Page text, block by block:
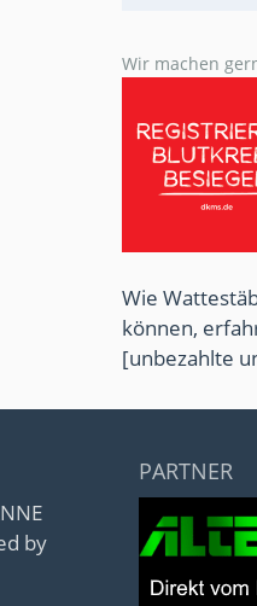
Wir machen
Wie
können,
[unbezahlte
by
PARTNER